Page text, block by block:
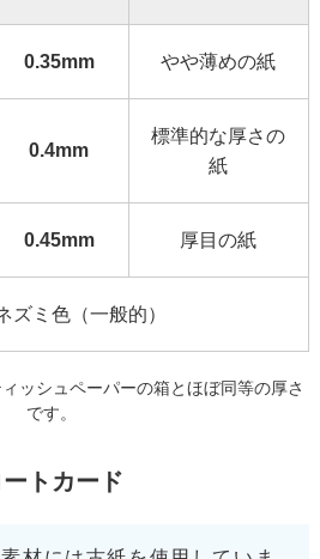
0.35mm やや薄めの紙
0.4mm
標準的な厚さの
紙
0.45mm 厚目の紙
ズミ色（一般的）
ッシュペーパーの箱とほぼ同等の厚さ
です。
ートカード